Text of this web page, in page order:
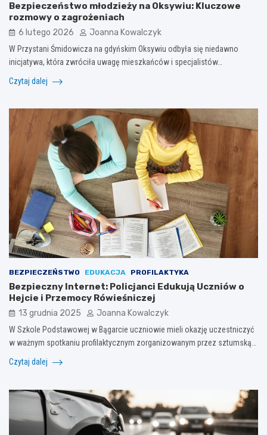
Bezpieczeństwo młodzieży na Oksywiu: Kluczowe
rozmowy o zagrożeniach
6 lutego 2026 Joanna Kowalczyk
W Przystani Śmidowicza na gdyńskim Oksywiu odbyła się niedawno
inicjatywa, która zwróciła uwagę mieszkańców i specjalistów…
Czytaj dalej
BEZPIECZEŃSTWO EDUKACJA PROFILAKTYKA
Bezpieczny Internet: Policjanci Edukują Uczniów o
Hejcie i Przemocy Rówieśniczej
13 grudnia 2025 Joanna Kowalczyk
W Szkole Podstawowej w Bągarcie uczniowie mieli okazję uczestniczyć
w ważnym spotkaniu profilaktycznym zorganizowanym przez sztumską…
Czytaj dalej